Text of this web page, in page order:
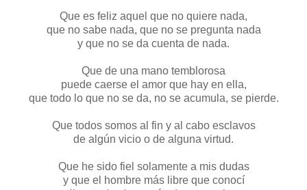
Que es feliz aquel que no quiere nada,
que no sabe nada, que no se pregunta nada
y que no se da cuenta de nada.
Que de una mano temblorosa
puede caerse el amor que hay en ella,
que todo lo que no se da, no se acumula, se pierde.
Que todos somos al fin y al cabo esclavos
de algún vicio o de alguna virtud.
Que he sido fiel solamente a mis dudas
y que el hombre más libre que conocí